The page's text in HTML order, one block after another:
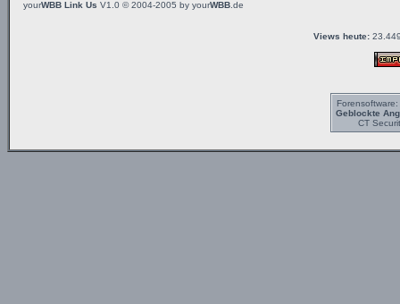
yourWBB Link Us V1.0 © 2004-2005 by yourWBB.de
Views heute:
Forensoftware:
Geblockte
CT